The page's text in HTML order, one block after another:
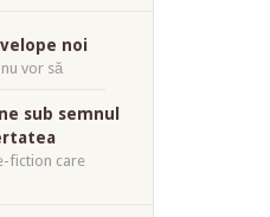
noi
vor să
sub semnul
fiction care